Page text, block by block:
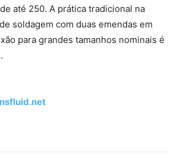
até 250. A prática tradicional na
soldagem com duas emendas em
para grandes tamanhos nominais é